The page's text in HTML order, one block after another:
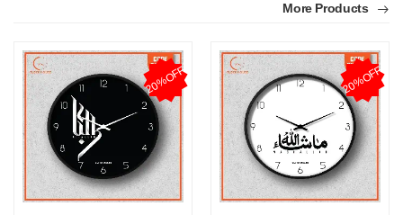
More Products
20%OFF 20%OFF